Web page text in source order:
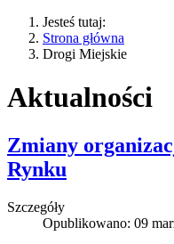
Jesteś tutaj:
Strona główna
Drogi Miejskie
Aktualności
Zmiany
Rynku
Szczegóły
Opublikowano: 09